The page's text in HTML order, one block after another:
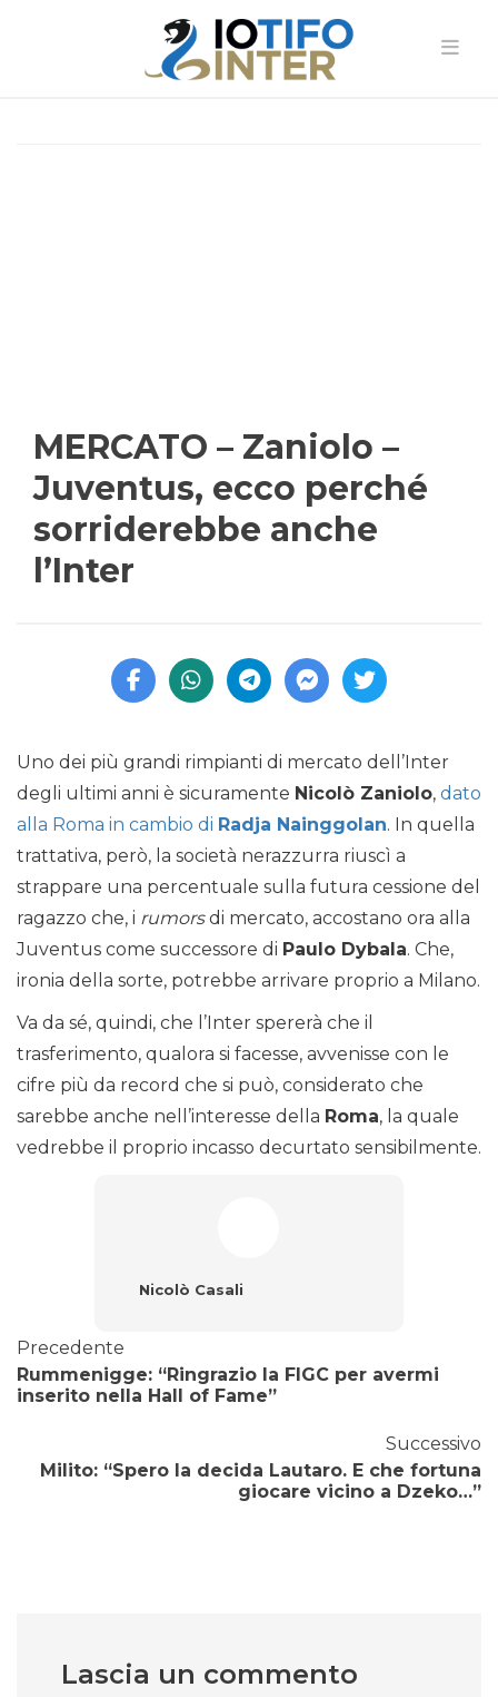
MERCATO – Zaniolo –
Juventus, ecco perché
sorriderebbe anche
l’Inter
Uno dei più grandi rimpianti di mercato dell’Inter
degli ultimi anni è sicuramente Nicolò Zaniolo, dato
alla Roma in cambio di Radja Nainggolan. In quella
trattativa, però, la società nerazzurra riuscì a
strappare una percentuale sulla futura cessione del
ragazzo che, i rumorsdi mercato, accostano ora alla
Juventus come successore di Paulo Dybala. Che,
ironia della sorte, potrebbe arrivare proprio a Milano.
Va da sé, quindi, che l’Inter spererà che il
trasferimento, qualora si facesse, avvenisse con le
cifre più da record che si può, considerato che
sarebbe anche nell’interesse della Roma, la quale
vedrebbe il proprio incasso decurtato sensibilmente.
Nicolò Casali
Precedente
Rummenigge: “Ringrazio la FIGC per avermi
inserito nella Hall of Fame”
Successivo
Milito: “Spero la decida Lautaro. E che fortuna
giocare vicino a Dzeko…”
Lascia un commento